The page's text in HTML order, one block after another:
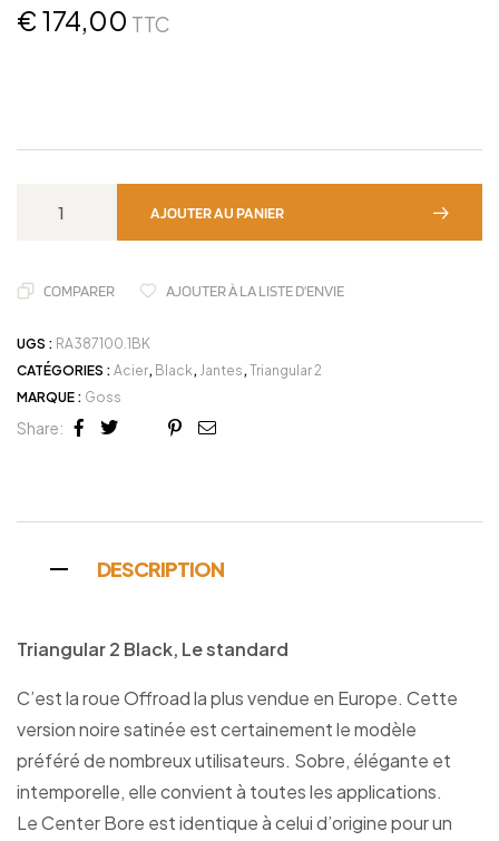
€ 174,00 TTC
AJOUTER AU PANIER
COMPARER AJOUTER À LA LISTE D'ENVIE
UGS : RA387100.1BK
CATÉGORIES : Acier, Black, Jantes,Triangular 2
MARQUE : Goss
Share:
Facebook
TwitterLinkedin
Google+
Pinterest
Email
DESCRIPTION
Triangular 2 Black, Le standard
C’est la roue Offroad la plus vendue en Europe. Cette
version noire satinée est certainement le modèle
préféré de nombreux utilisateurs. Sobre, élégante et
intemporelle, elle convient à toutes les applications.
Le Center Bore est identique à celui d’origine pour un